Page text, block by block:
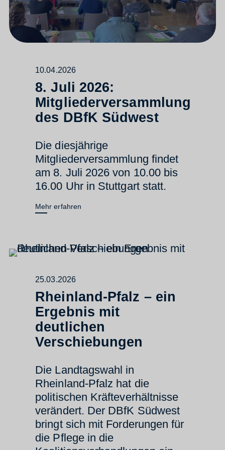
10.04.2026
8. Juli 2026:
Mitgliederversammlung
des DBfK Südwest
Die diesjährige
Mitgliederversammlung findet
am 8. Juli 2026 von 10.00 bis
16.00 Uhr in Stuttgart statt.
Mehr erfahren
25.03.2026
Rheinland-Pfalz – ein
Ergebnis mit
deutlichen
Verschiebungen
Die Landtagswahl in
Rheinland-Pfalz hat die
politischen Kräfteverhältnisse
verändert. Der DBfK Südwest
bringt sich mit Forderungen für
die Pflege in die